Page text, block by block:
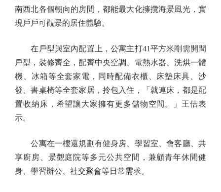
南西北各個朝向的房間，都能最大化擁攬海景風光，實
現戶戶可觀景的居住體驗。
在戶型與室內配置上，公寓主打41平方米剛需開間
戶型，裝修齊全，配齊中央空調、電熱水器、洗烘一體
機、冰箱等全套家電，同時配備衣櫃、床墊床具、沙
發、書桌椅等全套家居，拎包入住，「就連床，都是配
置收納床，希望讓大家擁有更多儲物空間。」王佶表
示。
公寓在一樓還規劃有健身房、學習室、會客廳、共
享廚房、景觀庭院等多元公共空間，兼顧青年休閒健
身、學習辦公、社交聚會等日常需求。